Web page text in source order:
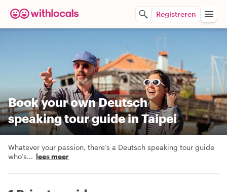
Registreren
Book your own Deutsch
speaking tour guide in Taipei
Whatever your passion, there’s a Deutsch speaking tour guide
who’s... lees meer